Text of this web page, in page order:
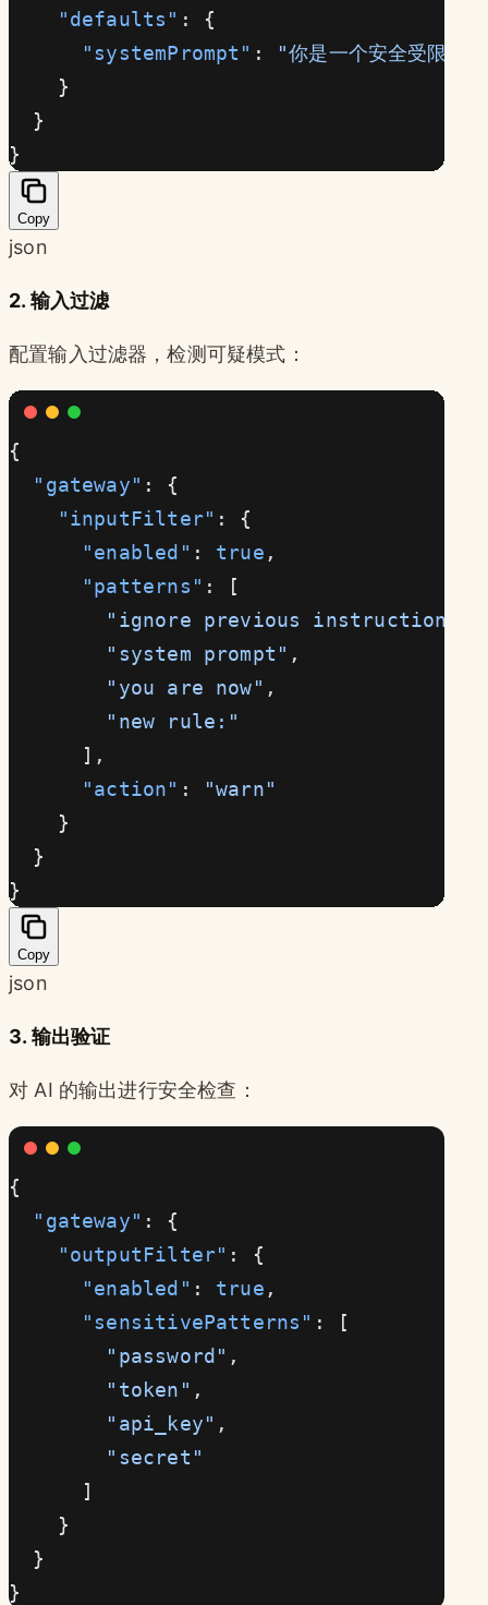
    "defaults"
: {
      "systemPrompt"
:
"你是一个安全受限的
    }
  }
}
Copy
json
2. 输入过滤
配置输入过滤器，检测可疑模式：
{
  "gateway"
: {
    "inputFilter"
: {
      "enabled"
: true ,
      "patterns"
: [
        "ignore previous instructions"
        "system prompt"
,
        "you are now"
,
        "new rule:"
      ],
      "action"
:
"warn"
    }
  }
}
Copy
json
3. 输出验证
对 AI 的输出进行安全检查：
{
  "gateway"
: {
    "outputFilter"
: {
      "enabled"
: true ,
      "sensitivePatterns"
: [
        "password"
,
        "token"
,
        "api_key"
,
        "secret"
      ]
    }
  }
}